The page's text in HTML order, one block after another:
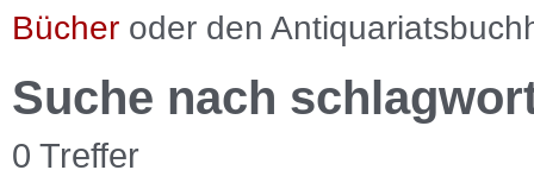
Bücher oder den
Suche nach
0 Treffer